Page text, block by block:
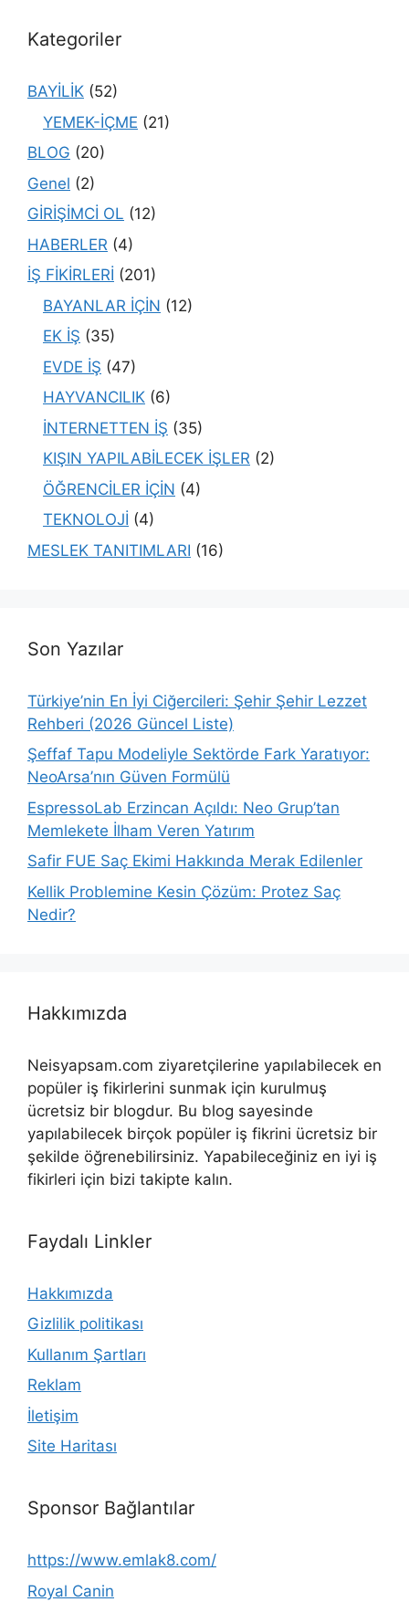
Kategoriler
BAYİLİK (52)
YEMEK-İÇME (21)
BLOG (20)
Genel (2)
GİRİŞİMCİ OL (12)
HABERLER (4)
İŞ FİKİRLERİ (201)
BAYANLAR İÇİN (12)
EK İŞ (35)
EVDE İŞ (47)
HAYVANCILIK (6)
İNTERNETTEN İŞ (35)
KIŞIN YAPILABİLECEK İŞLER (2)
ÖĞRENCİLER İÇİN (4)
TEKNOLOJİ (4)
MESLEK TANITIMLARI (16)
Son Yazılar
Türkiye’nin En İyi Ciğercileri: Şehir Şehir Lezzet
Rehberi (2026 Güncel Liste)
Şeffaf Tapu Modeliyle Sektörde Fark Yaratıyor:
NeoArsa’nın Güven Formülü
EspressoLab Erzincan Açıldı: Neo Grup’tan
Memlekete İlham Veren Yatırım
Safir FUE Saç Ekimi Hakkında Merak Edilenler
Kellik Problemine Kesin Çözüm: Protez Saç
Nedir?
Hakkımızda
Neisyapsam.com ziyaretçilerine yapılabilecek en
popüler iş fikirlerini sunmak için kurulmuş
ücretsiz bir blogdur. Bu blog sayesinde
yapılabilecek birçok popüler iş fikrini ücretsiz bir
şekilde öğrenebilirsiniz. Yapabileceğiniz en iyi iş
fikirleri için bizi takipte kalın.
Faydalı Linkler
Hakkımızda
Gizlilik politikası
Kullanım Şartları
Reklam
İletişim
Site Haritası
Sponsor Bağlantılar
https://www.emlak8.com/
Royal Canin